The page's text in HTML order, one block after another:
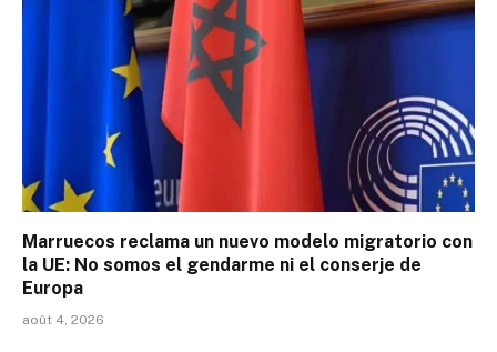
Marruecos reclama un nuevo modelo migratorio con
la UE: No somos el gendarme ni el conserje de
Europa
août 4, 2026